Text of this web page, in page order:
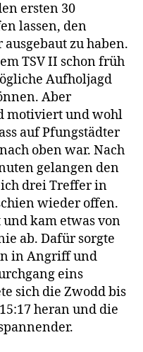
ersten 30
lassen, den
zu haben.
TSV II schon früh
Aufholjagd
Aber
motiviert und wohl
auf Pfungstädter
oben war. Nach
gelangen den
drei Treffer in
wieder offen.
kam etwas von
ab. Dafür sorgte
in Angriff und
eins
sich die Zwodd bis
heran und die